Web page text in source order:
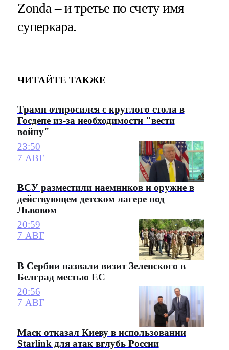
Zonda – и третье по счету имя
суперкара.
ЧИТАЙТЕ ТАКЖЕ
Трамп отпросился с круглого стола в
Госдепе из-за необходимости "вести
войну"
23:50
7 АВГ
ВСУ разместили наемников и оружие в
действующем детском лагере под
Львовом
20:59
7 АВГ
В Сербии назвали визит Зеленского в
Белград местью ЕС
20:56
7 АВГ
Маск отказал Киеву в использовании
Starlink для атак вглубь России